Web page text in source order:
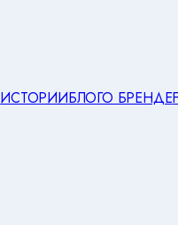
ИСТОРИИБЛОГО БРЕНДЕ